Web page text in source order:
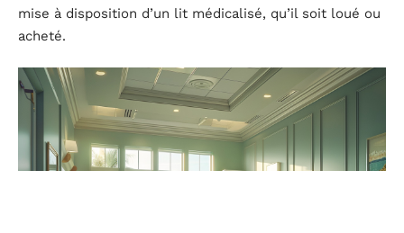
mise à disposition d’un lit médicalisé, qu’il soit loué ou
acheté.